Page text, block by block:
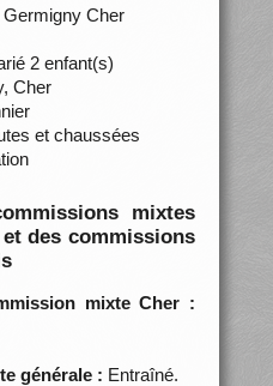
Germigny Cher
2 enfant(s)
Cher
et chaussées
mixtes
des commissions
mixte Cher :
générale : Entraîné.